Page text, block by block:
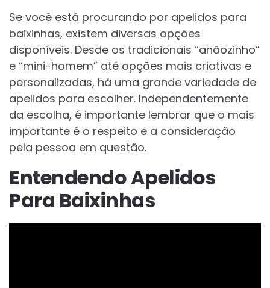
Se você está procurando por apelidos para
baixinhas, existem diversas opções
disponíveis. Desde os tradicionais “anãozinho”
e “mini-homem” até opções mais criativas e
personalizadas, há uma grande variedade de
apelidos para escolher. Independentemente
da escolha, é importante lembrar que o mais
importante é o respeito e a consideração
pela pessoa em questão.
Entendendo Apelidos
Para Baixinhas